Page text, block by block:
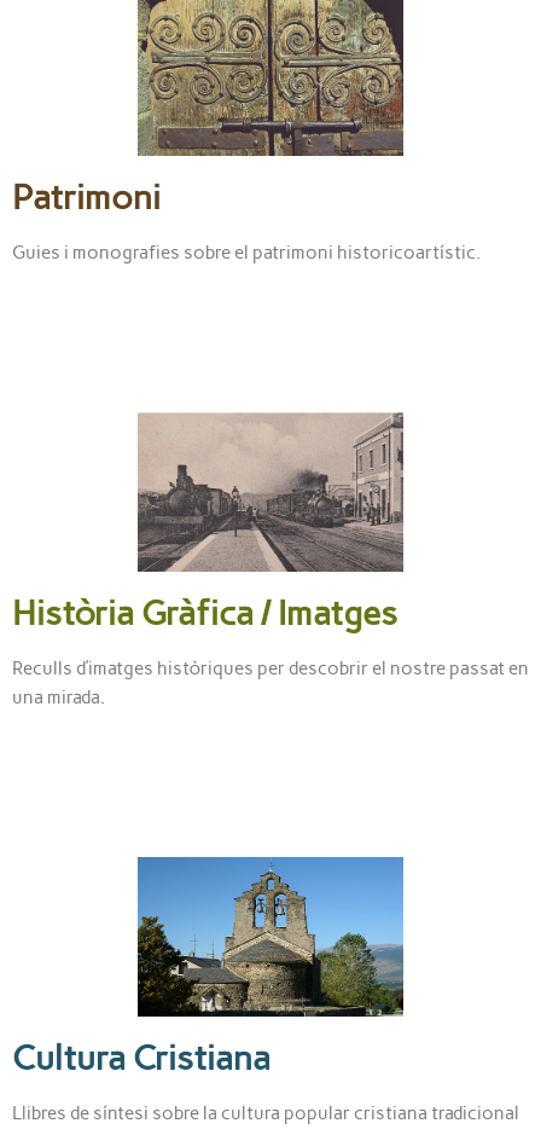
Patrimoni
Guies i monografies sobre el patrimoni historicoartístic.
Història Gràfica / Imatges
Reculls d’imatges històriques per descobrir el nostre passat en
una mirada.
Cultura Cristiana
Llibres de síntesi sobre la cultura popular cristiana tradicional